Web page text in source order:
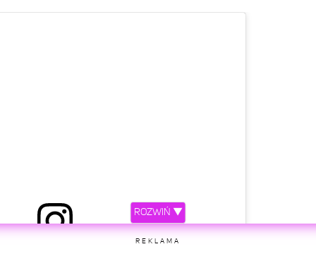
ROZWIŃ ▼
REKLAMA